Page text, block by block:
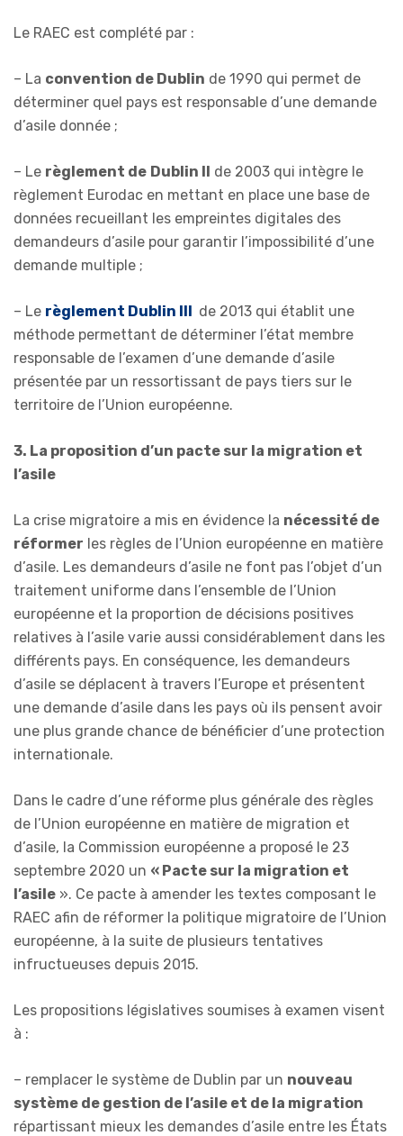
Le RAEC est complété par :
– La convention de Dublin de 1990 qui permet de
déterminer quel pays est responsable d’une demande
d’asile donnée ;
– Le règlement de Dublin II de 2003 qui intègre le
règlement Eurodac en mettant en place une base de
données recueillant les empreintes digitales des
demandeurs d’asile pour garantir l’impossibilité d’une
demande multiple ;
– Le règlement Dublin III de 2013 qui établit une
méthode permettant de déterminer l’état membre
responsable de l’examen d’une demande d’asile
présentée par un ressortissant de pays tiers sur le
territoire de l’Union européenne.
3. La proposition d’un pacte sur la migration et
l’asile
La crise migratoire a mis en évidence la nécessité de
réformer les règles de l’Union européenne en matière
d’asile. Les demandeurs d’asile ne font pas l’objet d’un
traitement uniforme dans l’ensemble de l’Union
européenne et la proportion de décisions positives
relatives à l’asile varie aussi considérablement dans les
différents pays. En conséquence, les demandeurs
d’asile se déplacent à travers l’Europe et présentent
une demande d’asile dans les pays où ils pensent avoir
une plus grande chance de bénéficier d’une protection
internationale.
Dans le cadre d’une réforme plus générale des règles
de l’Union européenne en matière de migration et
d’asile, la Commission européenne a proposé le 23
septembre 2020 un « Pacte sur la migration et
l’asile ». Ce pacte à amender les textes composant le
RAEC afin de réformer la politique migratoire de l’Union
européenne, à la suite de plusieurs tentatives
infructueuses depuis 2015.
Les propositions législatives soumises à examen visent
à :
– remplacer le système de Dublin par un nouveau
système de gestion de l’asile et de la migration
répartissant mieux les demandes d’asile entre les États